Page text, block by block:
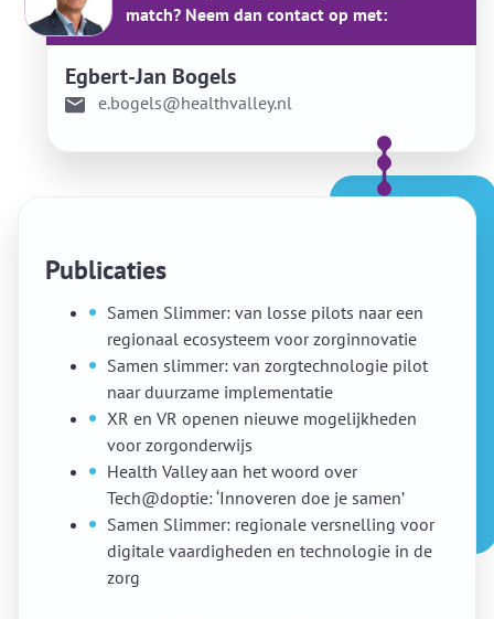
match? Neem dan contact op met:
Egbert-Jan Bogels
e.bogels@healthvalley.nl
Publicaties
Samen Slimmer: van losse pilots naar een
regionaal ecosysteem voor zorginnovatie
Samen slimmer: van zorgtechnologie pilot
naar duurzame implementatie
XR en VR openen nieuwe mogelijkheden
voor zorgonderwijs
Health Valley aan het woord over
Tech@doptie: ‘Innoveren doe je samen’
Samen Slimmer: regionale versnelling voor
digitale vaardigheden en technologie in de
zorg